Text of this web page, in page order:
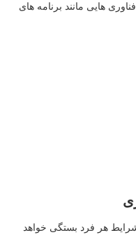
هایی مانند برنامه های
هر فرد بستگی خواهد